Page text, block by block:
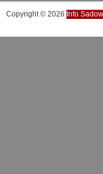
Copyright © 2026 Info